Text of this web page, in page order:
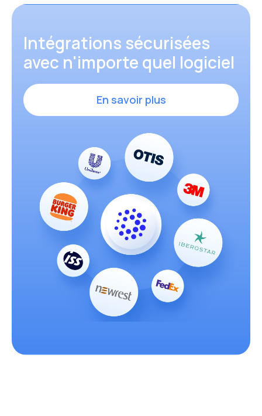
Intégrations sécurisées
avec n'importe quel logiciel
En savoir plus